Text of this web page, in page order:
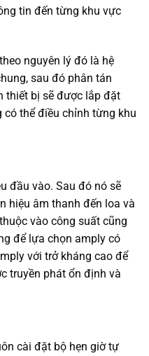
tin đến từng khu vực
nguyên lý đó là hệ
sau đó phân tán
thiết bị sẽ được lắp đặt
thể điều chỉnh từng khu
đầu vào. Sau đó nó sẽ
hiệu âm thanh đến loa và
vào công suất cũng
để lựa chọn amply có
với trở kháng cao để
truyền phát ổn định và
cài đặt bộ hẹn giờ tự